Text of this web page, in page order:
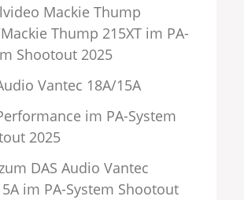
Mackie Thump
Thump 215XT im PA-
Shootout 2025
Vantec 18A/15A
im PA-System
2025
DAS Audio Vantec
im PA-System Shootout